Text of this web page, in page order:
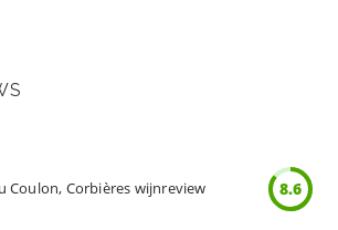
Coulon, Corbières wijnreview 8.6